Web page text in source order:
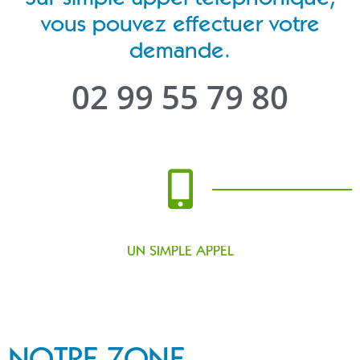
vous pouvez effectuer votre
demande.
02 99 55 79 80
UN SIMPLE APPEL